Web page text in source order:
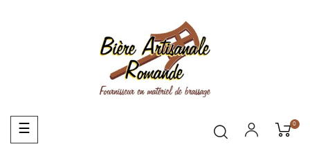
Basculer
la
☰ 0